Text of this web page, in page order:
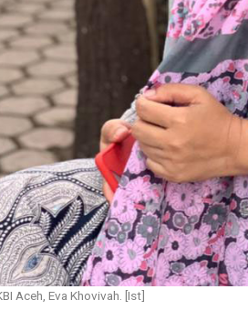
Aceh, Eva Khovivah. [Ist]